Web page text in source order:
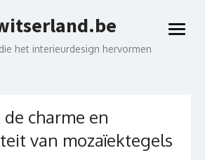
het interieurdesign hervormen
open
charme en
van mozaïektegels